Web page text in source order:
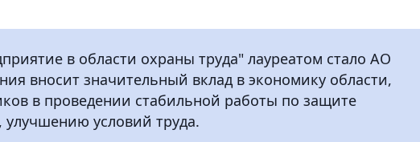
в области охраны труда" лауреатом стало АО
вносит значительный вклад в экономику области,
в проведении стабильной работы по защите
условий труда.